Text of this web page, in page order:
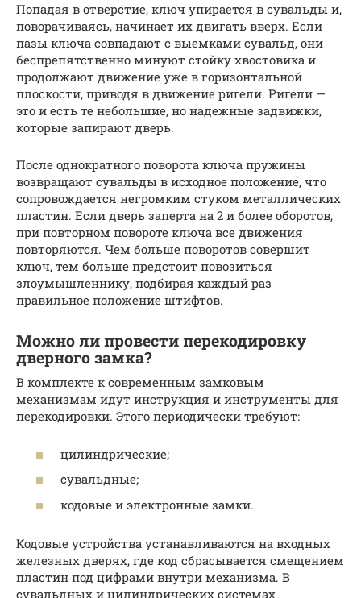
Попадая в отверстие, ключ упирается в сувальды и,
поворачиваясь, начинает их двигать вверх. Если
пазы ключа совпадают с выемками сувальд, они
беспрепятственно минуют стойку хвостовика и
продолжают движение уже в горизонтальной
плоскости, приводя в движение ригели. Ригели —
это и есть те небольшие, но надежные задвижки,
которые запирают дверь.
После однократного поворота ключа пружины
возвращают сувальды в исходное положение, что
сопровождается негромким стуком металлических
пластин. Если дверь заперта на 2 и более оборотов,
при повторном повороте ключа все движения
повторяются. Чем больше поворотов совершит
ключ, тем больше предстоит повозиться
злоумышленнику, подбирая каждый раз
правильное положение штифтов.
Можно ли провести перекодировку
дверного замка?
В комплекте к современным замковым
механизмам идут инструкция и инструменты для
перекодировки. Этого периодически требуют:
цилиндрические;
сувальдные;
кодовые и электронные замки.
Кодовые устройства устанавливаются на входных
железных дверях, где код сбрасывается смещением
пластин под цифрами внутри механизма. В
сувальдных и цилиндрических системах